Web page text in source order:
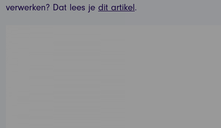
verwerken? Dat lees je dit artikel.